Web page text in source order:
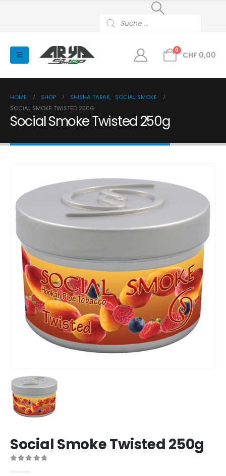
search
0
CHF 0,00
HOME SHOP SHISHA TABAK, SOCIAL SMOKE
SOCIAL SMOKE TWISTED 250G
Social Smoke Twisted 250g
Social Smoke Twisted 250g